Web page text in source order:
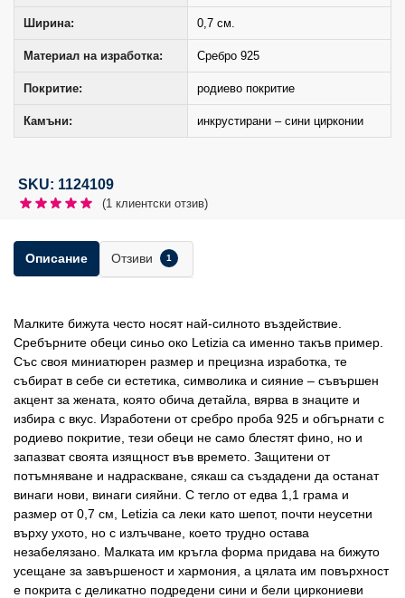
Ширина: 0,7 см.
Материал на изработка: Сребро 925
Покритие: родиево покритие
Камъни: инкрустирани – сини цирконии
SKU: 1124109
(1 клиентски отзив)
Описание Отзиви 1
Малките бижута често носят най-силното въздействие.
Сребърните обеци синьо око Letizia са именно такъв пример.
Със своя миниатюрен размер и прецизна изработка, те
събират в себе си естетика, символика и сияние – съвършен
акцент за жената, която обича детайла, вярва в знаците и
избира с вкус. Изработени от сребро проба 925 и обгърнати с
родиево покритие, тези обеци не само блестят фино, но и
запазват своята изящност във времето. Защитени от
потъмняване и надраскване, сякаш са създадени да останат
винаги нови, винаги сияйни. С тегло от едва 1,1 грама и
размер от 0,7 см, Letizia са леки като шепот, почти неусетни
върху ухото, но с излъчване, което трудно остава
незабелязано. Малката им кръгла форма придава на бижуто
усещане за завършеност и хармония, а цялата им повърхност
е покрита с деликатно подредени сини и бели циркониеви